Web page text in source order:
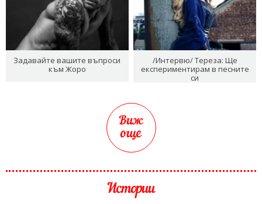
Задавайте вашите въпроси
към Жоро
/Интервю/ Тереза: Ще
експериментирам в песните
си
Виж
още
Истории